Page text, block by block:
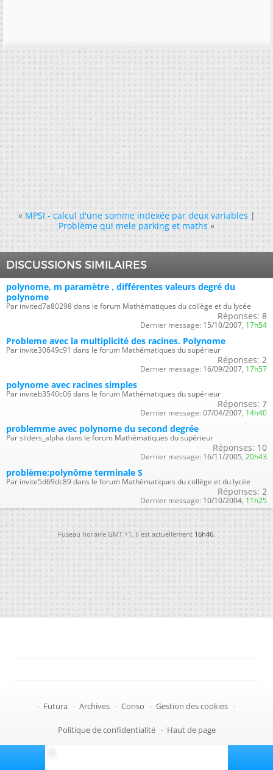
« MPSI - calcul d'une somme indexée par deux variables|
Problème qui mele parking et maths »
DISCUSSIONS SIMILAIRES
polynome, m paramètre , différentes valeurs degré du
polynome
Par invited7a80298 dans le forum Mathématiques du collège et du lycée
Réponses: 8
Dernier message: 15/10/2007, 17h54
Probleme avec la multiplicité des racines. Polynome
Par invite30649c91 dans le forum Mathématiques du supérieur
Réponses: 2
Dernier message: 16/09/2007, 17h57
polynome avec racines simples
Par inviteb3540c06 dans le forum Mathématiques du supérieur
Réponses: 7
Dernier message: 07/04/2007, 14h40
problemme avec polynome du second degrée
Par sliders_alpha dans le forum Mathématiques du supérieur
Réponses: 10
Dernier message: 16/11/2005, 20h43
problème:polynôme terminale S
Par invite5d69dc89 dans le forum Mathématiques du collège et du lycée
Réponses: 2
Dernier message: 10/10/2004, 11h25
Fuseau horaire GMT +1. Il est actuellement16h46.
- Futura - Archives - Conso - Gestion des cookies -
Politique de confidentialité - Haut de page